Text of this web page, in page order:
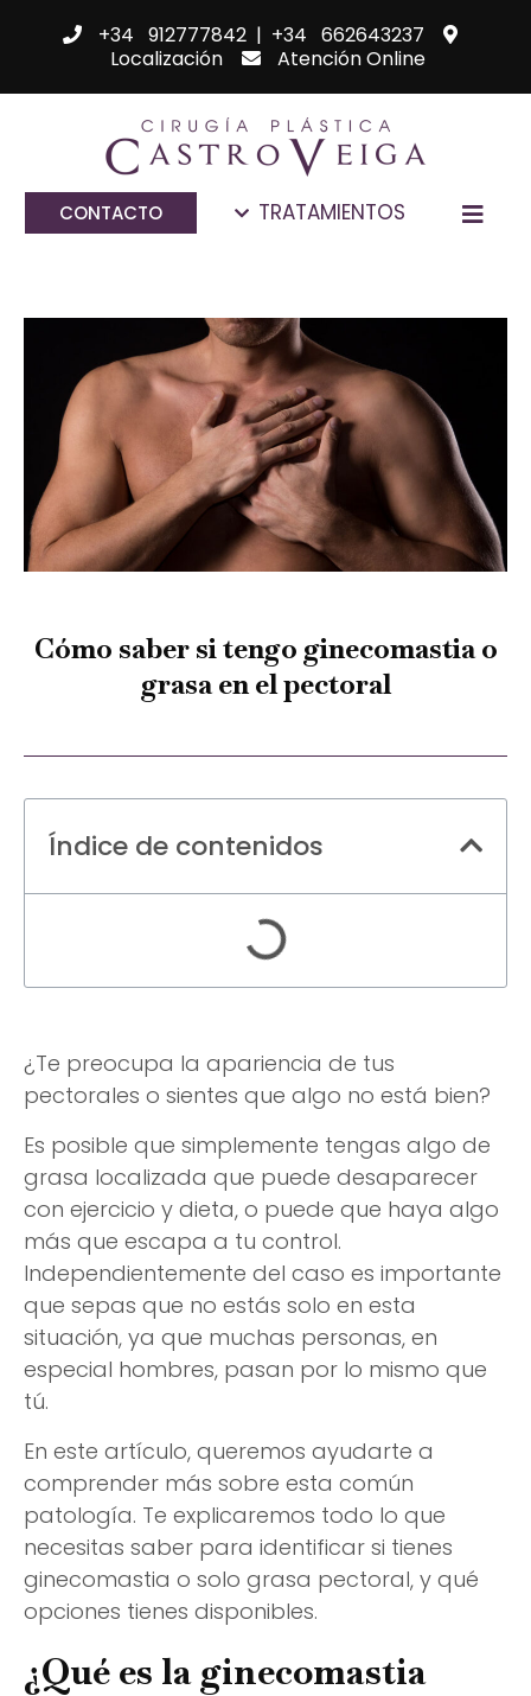
+34 912777842| +34 662643237
Localización
Atención Online
CONTACTO TRATAMIENTOS
Cómo saber si tengo ginecomastia o
grasa en el pectoral
Índice de contenidos
¿Te preocupa la apariencia de tus
pectorales o sientes que algo no está bien?
Es posible que simplemente tengas algo de
grasa localizada que puede desaparecer
con ejercicio y dieta, o puede que haya algo
más que escapa a tu control.
Independientemente del caso es importante
que sepas que no estás solo en esta
situación, ya que muchas personas, en
especial hombres, pasan por lo mismo que
tú.
En este artículo, queremos ayudarte a
comprender más sobre esta común
patología. Te explicaremos todo lo que
necesitas saber para identificar si tienes
ginecomastia o solo grasa pectoral, y qué
opciones tienes disponibles.
¿Qué es la ginecomastia